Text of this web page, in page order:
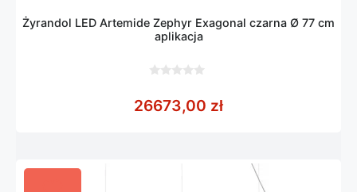
Żyrandol LED Artemide Zephyr Exagonal czarna Ø 77 cm
aplikacja
5
26673,00 zł